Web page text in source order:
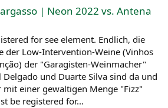
| Neon 2022 vs. Antena
for see element. Endlich, die
der Low-Intervention-Weine (Vinhos
der "Garagisten-Weinmacher"
Delgado und Duarte Silva sind da und
einer gewaltigen Menge "Fizz"
be registered for...